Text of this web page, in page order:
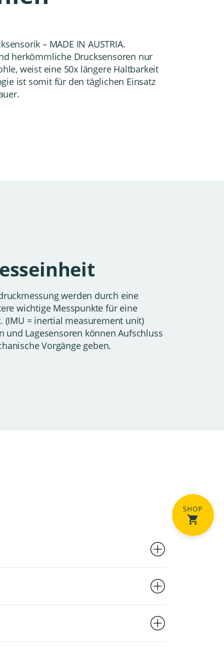
– MADE IN AUSTRIA.
herkömmliche Drucksensoren nur
weist eine 50x längere Haltbarkeit
ist somit für den täglichen Einsatz
werden durch eine
wichtige Messpunkte für eine
(IMU = inertial measurement unit)
und Lagesensoren können Aufschluss
Vorgänge geben.